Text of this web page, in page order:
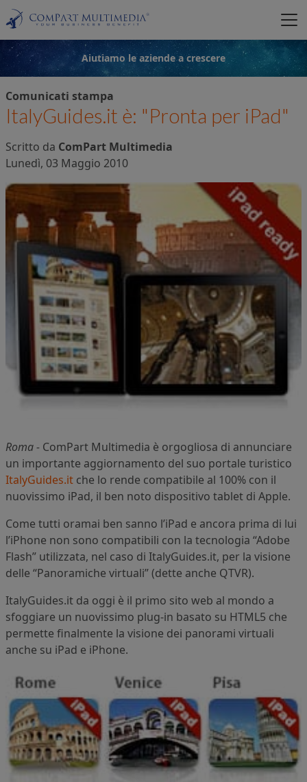
Aiutiamo le aziende a crescere
Comunicati stampa
ItalyGuides.it è: "Pronta per iPad"
Scritto da ComPart Multimedia
Lunedì, 03 Maggio 2010
Roma - ComPart Multimedia è orgogliosa di annunciare
un importante aggiornamento del suo portale turistico
ItalyGuides.it che lo rende compatibile al 100% con il
nuovissimo iPad, il ben noto dispositivo tablet di Apple.
Come tutti oramai ben sanno l’iPad e ancora prima di lui
l’iPhone non sono compatibili con la tecnologia “Adobe
Flash” utilizzata, nel caso di ItalyGuides.it, per la visione
delle “Panoramiche virtuali” (dette anche QTVR).
ItalyGuides.it da oggi è il primo sito web al mondo a
sfoggiare un nuovissimo plug-in basato su HTML5 che
permette finalmente la visione dei panorami virtuali
anche su iPad e iPhone.